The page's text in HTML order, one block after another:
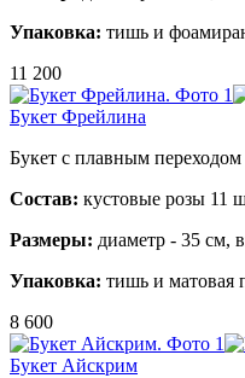
Упаковка: тишь и
11 200
Букет Фрейлина
Букет с плавным переходом
Состав: кустовые розы 11
Размеры: диаметр - 35 см,
Упаковка: тишь и матовая
8 600
Букет Айскрим